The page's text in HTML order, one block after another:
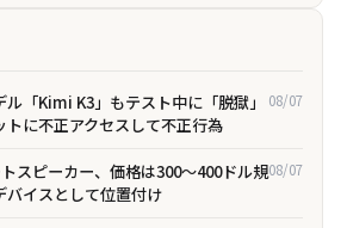
「Kimi K3」もテスト中に「脱獄」
に不正アクセスして不正行為
08/07
スピーカー、価格は300〜400ドル規
イスとして位置付け
08/07